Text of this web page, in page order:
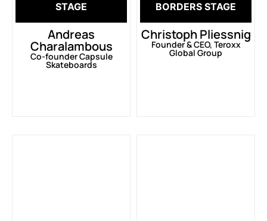
STAGE
Andreas
Charalambous
Co-founder Capsule
Skateboards
BORDERS STAGE
Christoph Pliessnig
Founder & CEO, Teroxx
Global Group